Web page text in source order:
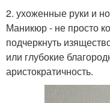
2. ухоженные руки и
Маникюр - не просто
подчеркнуть
или глубокие
аристократичность.